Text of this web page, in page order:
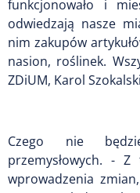
funkcjonowało i
odwiedzają nasze
nim zakupów
nasion, roślinek.
ZDiUM, Karol
Czego nie
przemysłowych. -
wprowadzenia